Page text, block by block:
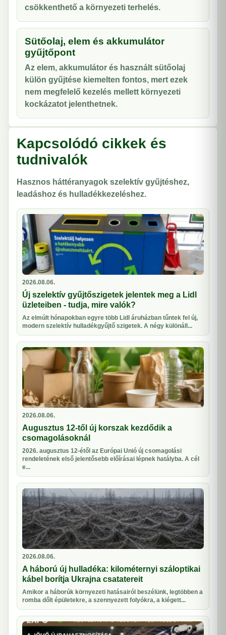
csökkenthető a környezeti terhelés.
Sütőolaj, elem és akkumulátor
gyűjtőpont
Az elem, akkumulátor és használt sütőolaj
külön gyűjtése kiemelten fontos, mert ezek
nem megfelelő kezelés mellett környezeti
kockázatot jelenthetnek.
Kapcsolódó cikkek és
tudnivalók
Hasznos háttéranyagok szelektív gyűjtéshez,
leadáshoz és hulladékkezeléshez.
2026.08.06.
Új szelektív gyűjtőszigetek jelentek meg a Lidl
üzleteiben - tudja, mire valók?
Az elmúlt hónapokban egyre több Lidl áruházban tűntek fel új,
modern szelektív hulladékgyűjtő szigetek. A négy különáll...
2026.08.06.
Augusztus 12-től új korszak kezdődik a
csomagolásoknál
2026. augusztus 12-étől az Európai Unió új csomagolási
rendeletének első jelentősebb előírásai lépnek hatályba. A cél
e...
2026.08.06.
A háború új hulladéka: kilométernyi száloptikai
kábel borítja Ukrajna csatatereit
Amikor a háborúk környezeti hatásairól beszélünk, legtöbben a
romba dőlt épületekre, a szennyezett folyókra, a kiégett...